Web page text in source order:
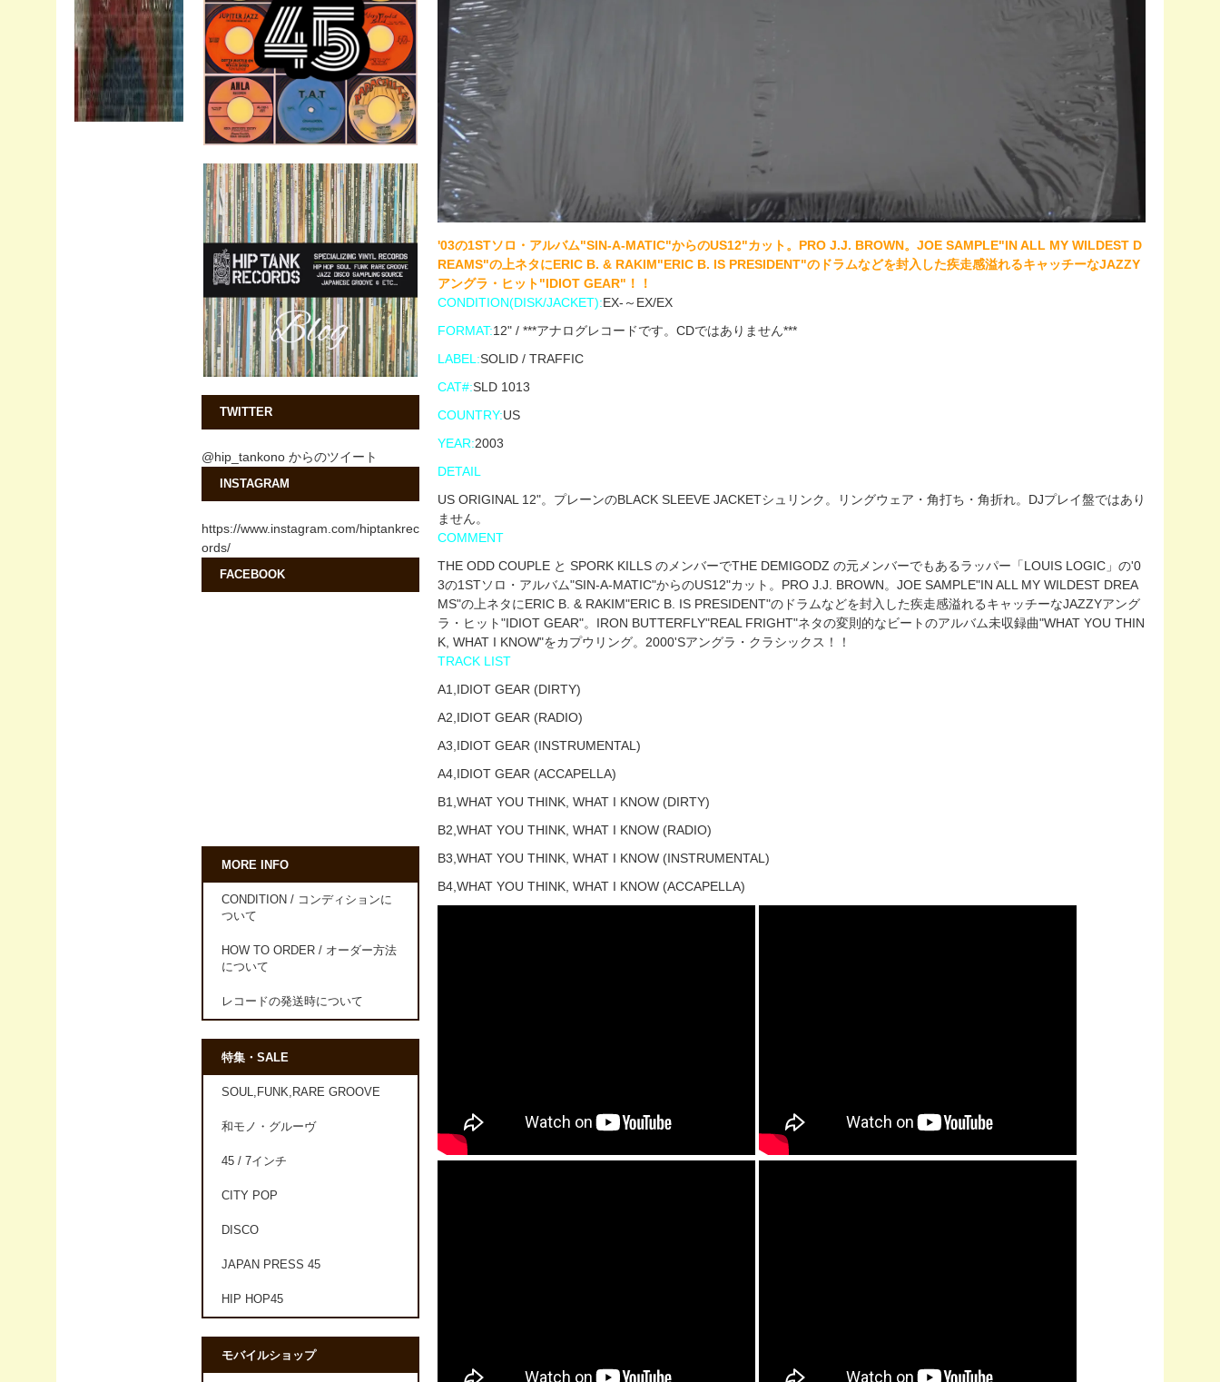
'03の1STソロ・アルバム"SIN-A-MATIC"からのUS12"カット。PRO J.J. BROWN。JOE SAMPLE"IN ALL MY WILDEST D
REAMS"の上ネタにERIC B. & RAKIM"ERIC B. IS PRESIDENT"のドラムなどを封入した疾走感溢れるキャッチーなJAZZY
アングラ・ヒット"IDIOT GEAR"！！
CONDITION(DISK/JACKET):EX-～EX/EX
FORMAT:12" / ***アナログレコードです。CDではありません***
LABEL:SOLID / TRAFFIC
CAT#:SLD 1013
COUNTRY:US
YEAR:2003
DETAIL
US ORIGINAL 12"。プレーンのBLACK SLEEVE JACKETシュリンク。リングウェア・角打ち・角折れ。DJプレイ盤ではあり
ません。
COMMENT
THE ODD COUPLE と SPORK KILLS のメンバーでTHE DEMIGODZ の元メンバーでもあるラッパー「LOUIS LOGIC」の'0
3の1STソロ・アルバム"SIN-A-MATIC"からのUS12"カット。PRO J.J. BROWN。JOE SAMPLE"IN ALL MY WILDEST DREA
MS"の上ネタにERIC B. & RAKIM"ERIC B. IS PRESIDENT"のドラムなどを封入した疾走感溢れるキャッチーなJAZZYアング
ラ・ヒット"IDIOT GEAR"。IRON BUTTERFLY"REAL FRIGHT"ネタの変則的なビートのアルバム未収録曲"WHAT YOU THIN
K, WHAT I KNOW"をカプウリング。2000'Sアングラ・クラシックス！！
TRACK LIST
A1,IDIOT GEAR (DIRTY)
A2,IDIOT GEAR (RADIO)
A3,IDIOT GEAR (INSTRUMENTAL)
A4,IDIOT GEAR (ACCAPELLA)
B1,WHAT YOU THINK, WHAT I KNOW (DIRTY)
B2,WHAT YOU THINK, WHAT I KNOW (RADIO)
B3,WHAT YOU THINK, WHAT I KNOW (INSTRUMENTAL)
B4,WHAT YOU THINK, WHAT I KNOW (ACCAPELLA)
TWITTER
@hip_tankono からのツイート
INSTAGRAM
https://www.instagram.com/hiptankrec
ords/
FACEBOOK
MORE INFO
CONDITION / コンディションに
ついて
HOW TO ORDER / オーダー方法
について
レコードの発送時について
特集・SALE
SOUL,FUNK,RARE GROOVE
和モノ・グルーヴ
45 / 7インチ
CITY POP
DISCO
JAPAN PRESS 45
HIP HOP45
モバイルショップ